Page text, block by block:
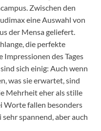
Zwischen den
eine Auswahl von
der Mensa geliefert.
die perfekte
Impressionen des Tages
sich einig: Auch wenn
was sie erwartet, sind
Mehrheit eher als stille
Worte fallen besonders
spannend, aber auch